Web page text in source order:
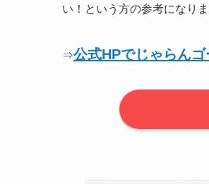
い！という方の参考になりま
⇒公式HPでじゃらん